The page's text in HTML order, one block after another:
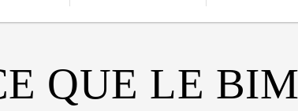
QUE LE